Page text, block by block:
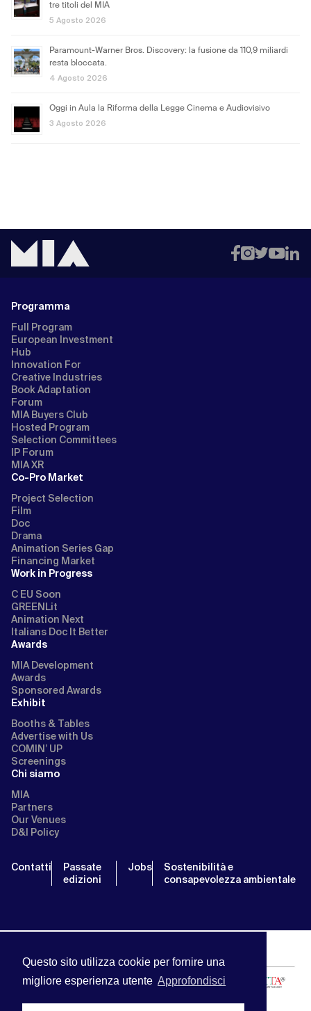
Questo sito utilizza cookie per fornire una
migliore esperienza utente Approfondisci
tre titoli del MIA
5 Agosto 2026
Paramount-Warner Bros. Discovery: la fusione da 110,9 miliardi
resta bloccata.
4 Agosto 2026
Oggi in Aula la Riforma della Legge Cinema e Audiovisivo
3 Agosto 2026
Programma
Full Program
European Investment
Hub
Innovation For
Creative Industries
Book Adaptation
Forum
MIA Buyers Club
Hosted Program
Selection Committees
IP Forum
MIA XR
Co-Pro Market
Project Selection
Film
Doc
Drama
Animation Series Gap
Financing Market
Work in Progress
C EU Soon
GREENLit
Animation Next
Italians Doc It Better
Awards
MIA Development
Awards
Sponsored Awards
Exhibit
Booths & Tables
Advertise with Us
COMIN’ UP
Screenings
Chi siamo
MIA
Partners
Our Venues
D&I Policy
Contatti
Passate
edizioni
Jobs
Sostenibilità e
consapevolezza ambientale